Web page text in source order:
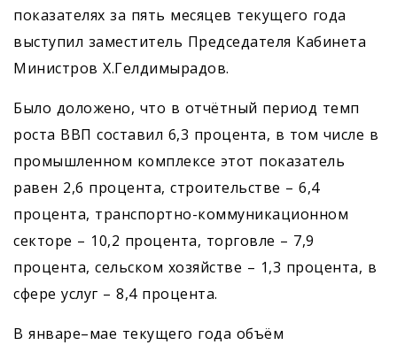
показателях за пять месяцев текущего года
выступил заместитель Председателя Кабинета
Министров Х.Гелдимырадов.
Было доложено, что в отчётный период темп
роста ВВП составил 6,3 процента, в том числе в
промышленном комплексе этот показатель
равен 2,6 процента, строительстве – 6,4
процента, транспортно-коммуникационном
секторе – 10,2 процента, торговле – 7,9
процента, сельском хозяйстве – 1,3 процента, в
сфере услуг – 8,4 процента.
В январе–мае текущего года объём